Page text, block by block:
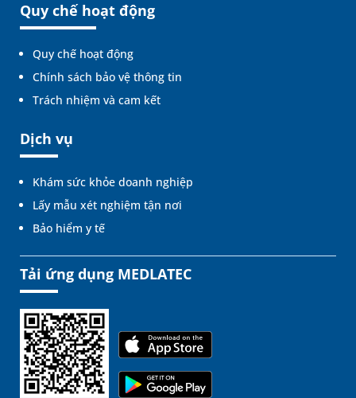
Quy chế hoạt động
Quy chế hoạt động
Chính sách bảo vệ thông tin
Trách nhiệm và cam kết
Dịch vụ
Khám sức khỏe doanh nghiệp
Lấy mẫu xét nghiệm tận nơi
Bảo hiểm y tế
Tải ứng dụng MEDLATEC